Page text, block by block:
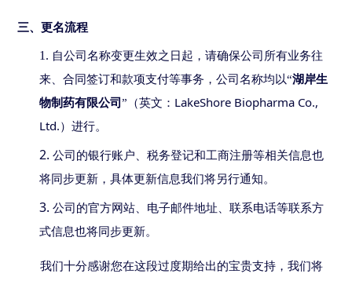
三、更名流程
1. 自公司名称变更生效之日起，请确保公司所有业务往
来、合同签订和款项支付等事务，公司名称均以“湖岸生
物制药有限公司”（英文： LakeShore Biopharma Co.,
Ltd.）进行。
2.公司 的银行账户、税务登记和工商注册等相关信息也
将同步更新，具体更新信息我们将另行通知。
3.公司 的官方网站、电子邮件地址、联系电话等联系方
式信息也将同步更新。
我们十分感谢您在这段过度期给出的宝贵支持，我们将